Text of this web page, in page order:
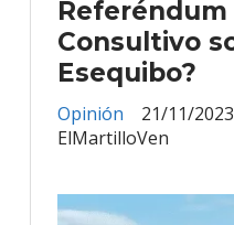
Referéndum
Consultivo
Esequibo?
ElMartilloVen
Opinión 21/11/2023